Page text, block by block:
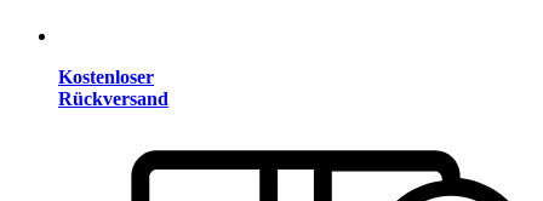
Kostenloser
Rückversand